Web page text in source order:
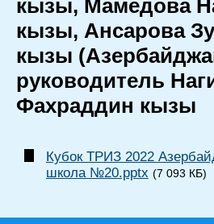
кызы, Мамедова
кызы, Ансарова
кызы
руководитель
Фахраддин кызы
Кубок ТРИЗ 2022
школа №20.pptx (7 093 КБ)